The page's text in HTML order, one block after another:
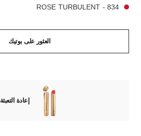
834 - ROSE TURBULENT
العثور على بوتيك
إعادة التعبئة